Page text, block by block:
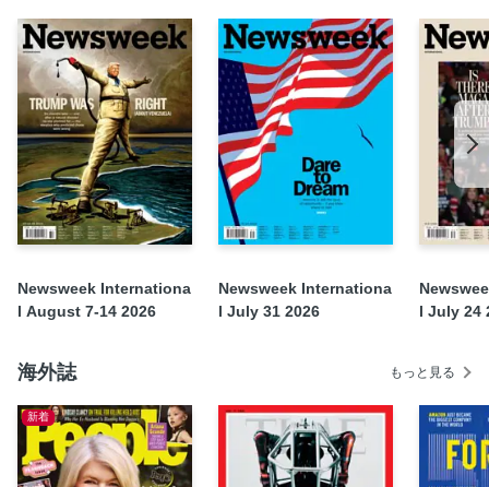
Newsweek Internationa
l August 7-14 2026
Newsweek Internationa
l July 31 2026
l July 24
海外誌 もっと見る
新着